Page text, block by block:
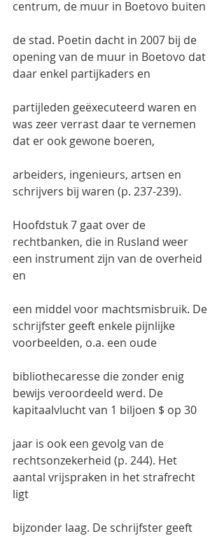
centrum, de muur in Boetovo buiten
de stad. Poetin dacht in 2007 bij de
opening van de muur in Boetovo dat
daar enkel partijkaders en
partijleden geëxecuteerd waren en
was zeer verrast daar te vernemen
dat er ook gewone boeren,
arbeiders, ingenieurs, artsen en
schrijvers bij waren (p. 237-239).
Hoofdstuk 7 gaat over de
rechtbanken, die in Rusland weer
een instrument zijn van de overheid
en
een middel voor machtsmisbruik. De
schrijfster geeft enkele pijnlijke
voorbeelden, o.a. een oude
bibliothecaresse die zonder enig
bewijs veroordeeld werd. De
kapitaalvlucht van 1 biljoen $ op 30
jaar is ook een gevolg van de
rechtsonzekerheid (p. 244). Het
aantal vrijspraken in het strafrecht
ligt
bijzonder laag. De schrijfster geeft